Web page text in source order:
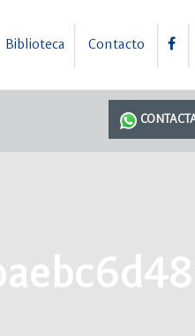
Biblioteca Contacto